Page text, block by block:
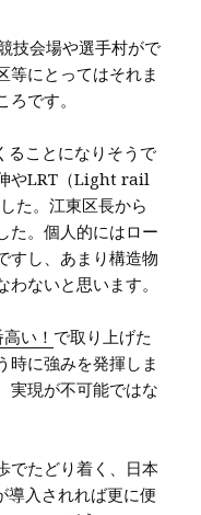
技会場や選手村がで
等にとってはそれま
です。
ることになりそうで
やLRT（Light rail
た。江東区長から
た。個人的にはロー
すし、あまり構造物
ないと思います。
い！ で取り上げた
時に強みを発揮しま
実現が不可能ではな
でたどり着く、日本
導入されれば更に便